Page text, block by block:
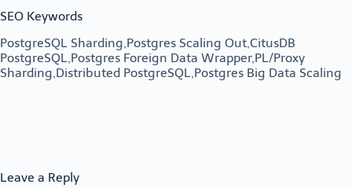
SEO Keywords
PostgreSQL Sharding,Postgres Scaling Out,CitusDB
PostgreSQL,Postgres Foreign Data Wrapper,PL/Proxy
Sharding,Distributed PostgreSQL,Postgres Big Data Scaling
Leave a Reply